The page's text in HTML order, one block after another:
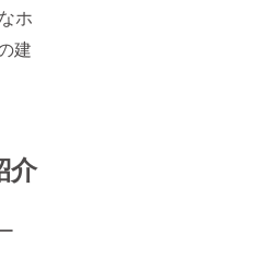
ホ
建
介